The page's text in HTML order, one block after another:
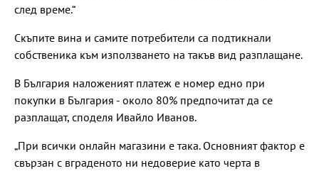
след време.“
Скъпите вина и самите потребители са подтикнали
собственика към използването на такъв вид разплащане.
В България наложеният платеж е номер едно при
покупки в България - около 80% предпочитат да се
разплащат, споделя Ивайло Иванов.
„При всички онлайн магазини е така. Основният фактор е
свързан с вграденото ни недоверие като черта в